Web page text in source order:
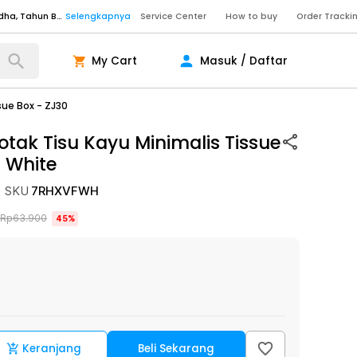
Senin - Sabtu (09:00-20:00), Minggu/Libur Nasional (10:00-18:00), Tutup pada Idul Fitri, Idul Adha, Tahun Baru Selengkapnya
Senin - Jumat (10:00-20:00), Sabtu - Minggu dan Libur Nasional (10:00-18:00), Tutup pada Idul Fitri, Idul Adha, Tahun Baru
Selengkapnya
Service Center How to buy Order
My Cart Masuk / Daftar
Box - ZJ30
Tisu Kayu Minimalis Tissue
White
SKU 7RHXVFWH
Rp63.900 45%
Keranjang Beli Sekarang